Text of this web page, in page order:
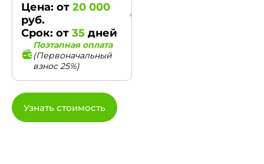
Цена: от 20 000
руб.
Срок: от 35 дней
Поэтапная оплата
(Первоначальный
взнос 25%)
Узнать стоимость